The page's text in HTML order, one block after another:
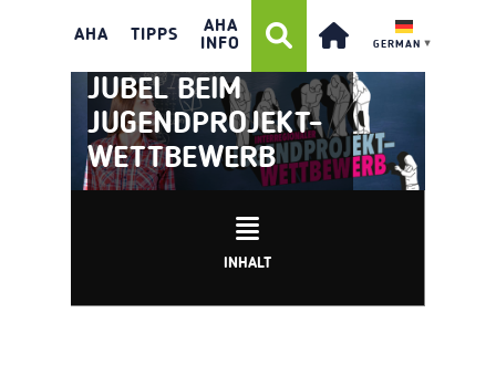
AHA TIPPS
AHA
INFO
GERMAN ▼
JUBEL BEIM
JUGENDPROJEKT-
WETTBEWERB
INHALT